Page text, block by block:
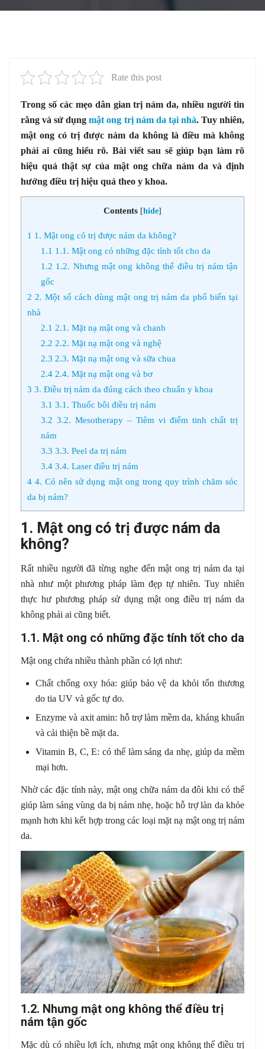
Rate this post
Trong số các mẹo dân gian trị nám da, nhiều người tin
rằng và sử dụngmật ong trị nám da tại nhà. Tuy nhiên,
mật ong có trị được nám da không là điều mà không
phải ai cũng hiểu rõ. Bài viết sau sẽ giúp bạn làm rõ
hiệu quả thật sự của mật ong chữa nám da và định
hướng điều trị hiệu quả theo y khoa.
Contents [hide]
1 1. Mật ong có trị được nám da không?
1.1 1.1. Mật ong có những đặc tính tốt cho da
1.2 1.2. Nhưng mật ong không thể điều trị nám tận
gốc
2 2. Một số cách dùng mật ong trị nám da phổ biến tại
nhà
2.1 2.1. Mặt nạ mật ong và chanh
2.2 2.2. Mặt nạ mật ong và nghệ
2.3 2.3. Mặt nạ mật ong và sữa chua
2.42.4. Mặt nạ mật ong và bơ
3 3. Điều trị nám da đúng cách theo chuẩn y khoa
3.1 3.1. Thuốc bôi điều trị nám
3.2 3.2. Mesotherapy – Tiêm vi điểm tinh chất trị
nám
3.3 3.3. Peel da trị nám
3.43.4. Laser điều trị nám
4 4. Có nên sử dụng mật ong trong quy trình chăm sóc
da bị nám?
1. Mật ong có trị được nám da
không?
Rất nhiều người đã từng nghe đến mật ong trị nám da tại
nhà như một phương pháp làm đẹp tự nhiên. Tuy nhiên
thực hư phương pháp sử dụng mật ong điều trị nám da
không phải ai cũng biết.
1.1. Mật ong có những đặc tính tốt cho da
Mật ong chứa nhiều thành phần có lợi như:
Chất chống oxy hóa: giúp bảo vệ da khỏi tổn thương
do tia UV và gốc tự do.
Enzyme và axit amin: hỗ trợ làm mềm da, kháng khuẩn
và cải thiện bề mặt da.
Vitamin B, C, E: có thể làm sáng da nhẹ, giúp da mềm
mại hơn.
Nhờ các đặc tính này, mật ong chữa nám da đôi khi có thể
giúp làm sáng vùng da bị nám nhẹ, hoặc hỗ trợ làn da khỏe
mạnh hơn khi kết hợp trong các loại mặt nạ mật ong trị nám
da.
1.2. Nhưng mật ong không thể điều trị
nám tận gốc
Mặc dù có nhiều lợi ích, nhưng mật ong không thể điều trị